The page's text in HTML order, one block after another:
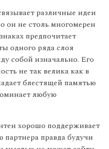
различные идеи
он не столь многомерен
предпочитает
одного ряда слоя
собой изначально. Его
не так велика как в
блестящей памятью
любую
хорошо поддерживает
правда будучи